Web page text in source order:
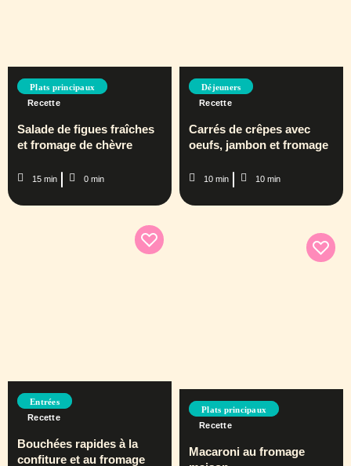
Plats principaux
Recette
Salade de figues fraîches
et fromage de chèvre
15 min 0 min
Déjeuners
Recette
Carrés de crêpes avec
oeufs, jambon et fromage
10 min 10 min
Entrées
Recette
Bouchées rapides à la
confiture et au fromage
Plats principaux
Recette
Macaroni au fromage